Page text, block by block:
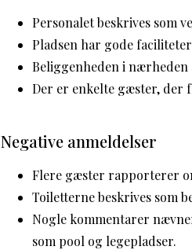
Personalet beskrives som
Pladsen har gode
Beliggenheden i nærheden
Der er enkelte gæster, der
Negative anmeldelser
Flere gæster rapporterer
Toiletterne beskrives som
Nogle kommentarer
som pool og legepladser.